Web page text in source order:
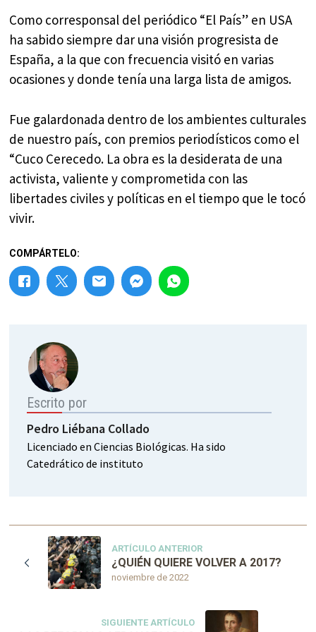
Como corresponsal del periódico “El País” en USA
ha sabido siempre dar una visión progresista de
España, a la que con frecuencia visitó en varias
ocasiones y donde tenía una larga lista de amigos.
Fue galardonada dentro de los ambientes culturales
de nuestro país, con premios periodísticos como el
“Cuco Cerecedo. La obra es la desiderata de una
activista, valiente y comprometida con las
libertades civiles y políticas en el tiempo que le tocó
vivir.
COMPÁRTELO:
Escrito por
Pedro Liébana Collado
Licenciado en Ciencias Biológicas. Ha sido
Catedrático de instituto
ARTÍCULO ANTERIOR
noviembre de 2022
¿QUIÉN QUIERE VOLVER A 2017?
SIGUIENTE ARTÍCULO